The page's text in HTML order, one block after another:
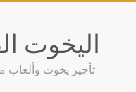
اليخوت
تأجير يخوت وألعاب